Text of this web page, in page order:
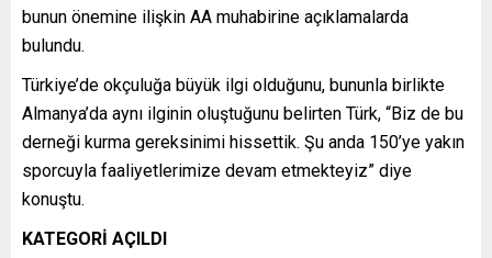
bunun önemine ilişkin AA muhabirine açıklamalarda
bulundu.
Türkiye’de okçuluğa büyük ilgi olduğunu, bununla birlikte
Almanya’da aynı ilginin oluştuğunu belirten Türk, “Biz de bu
derneği kurma gereksinimi hissettik. Şu anda 150’ye yakın
sporcuyla faaliyetlerimize devam etmekteyiz” diye
konuştu.
KATEGORİ AÇILDI